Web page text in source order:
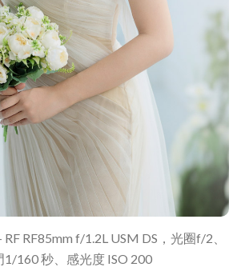
RF RF85mm f/1.2L USM DS，光圈f/2、
1/160 秒、感光度 ISO 200